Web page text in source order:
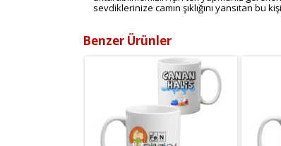
sevdiklerinize camın şıklığını yansıtan bu
Benzer Ürünler